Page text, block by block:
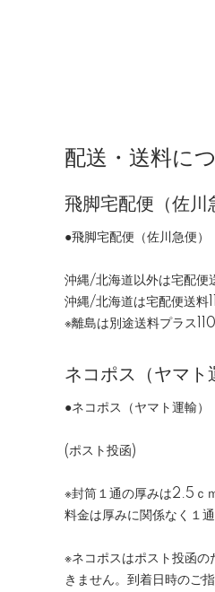
配送・送料に
飛脚宅配便（佐川
●飛脚宅配便（佐川急便）
沖縄/北海道以外は宅配便
沖縄/北海道は宅配便送料
※離島は別途送料プラス
ネコポス（ヤマト
●ネコポス（ヤマト運輸）
(ポスト投函)
※封筒１通の厚みは2.5ｃ
料金は厚みに関係なく１
※ネコポスはポスト投函
きません。到着日時のご